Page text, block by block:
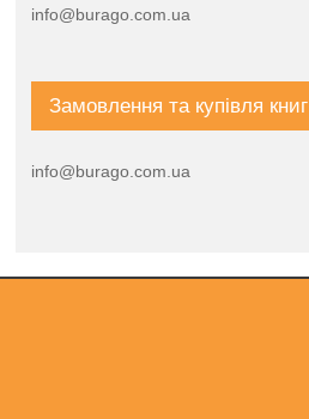
info@burago.com.ua
Замовлення та купівля книг
info@burago.com.ua